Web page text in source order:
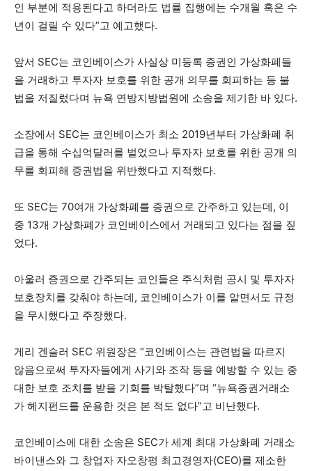
인 부분에 적용된다고 하더라도 법률 집행에는 수개월 혹은 수
년이 걸릴 수 있다”고 예고했다.
앞서 SEC는 코인베이스가 사실상 미등록 증권인 가상화폐들
을 거래하고 투자자 보호를 위한 공개 의무를 회피하는 등 불
법을 저질렀다며 뉴욕 연방지방법원에 소송을 제기한 바 있다.
소장에서 SEC는 코인베이스가 최소 2019년부터 가상화폐 취
급을 통해 수십억달러를 벌었으나 투자자 보호를 위한 공개 의
무를 회피해 증권법을 위반했다고 지적했다.
또 SEC는 70여개 가상화폐를 증권으로 간주하고 있는데, 이
중 13개 가상화폐가 코인베이스에서 거래되고 있다는 점을 짚
었다.
아울러 증권으로 간주되는 코인들은 주식처럼 공시 및 투자자
보호장치를 갖춰야 하는데, 코인베이스가 이를 알면서도 규정
을 무시했다고 주장했다.
게리 겐슬러 SEC 위원장은 “코인베이스는 관련법을 따르지
않음으로써 투자자들에게 사기와 조작 등을 예방할 수 있는 중
대한 보호 조치를 받을 기회를 박탈했다”며 “뉴욕증권거래소
가 헤지펀드를 운용한 것은 본 적도 없다”고 비난했다.
코인베이스에 대한 소송은 SEC가 세계 최대 가상화폐 거래소
바이낸스와 그 창업자 자오창펑 최고경영자(CEO)를 제소한